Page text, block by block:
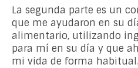
La segunda parte es un
que me ayudaron en su
alimentario, utilizando
para mí en su día y que
mi vida de forma habitual.